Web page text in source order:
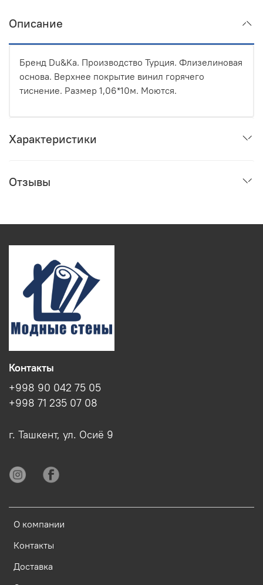
Описание
Бренд Du&Ka. Производство Турция. Флизелиновая
основа. Верхнее покрытие винил горячего
тиснение. Размер 1,06*10м. Моются.
Характеристики
Отзывы
О компании
Контакты
Доставка
Контакты
+998 90 042 75 05
+998 71 235 07 08
г. Ташкент, ул. Осиё 9